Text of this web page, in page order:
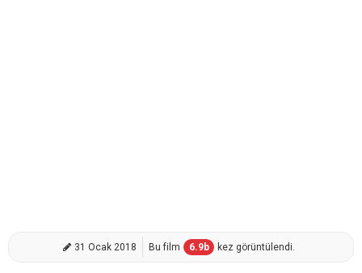
31 Ocak 2018 Bu film 6.9b kez görüntülendi.